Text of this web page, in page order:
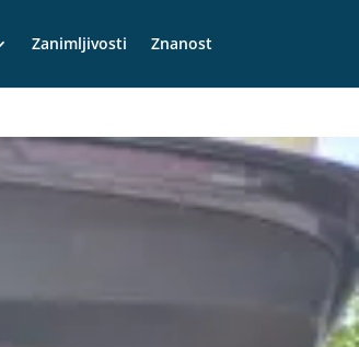
Zanimljivosti Znanost